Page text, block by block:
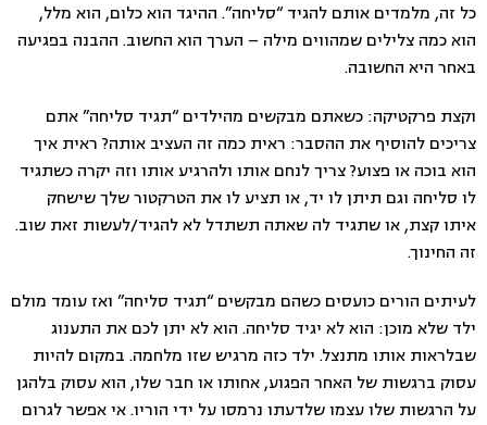
כל זה, מלמדים אותם להגיד “סליחה”. ההיגד הוא כלום, הוא מלל,
הוא כמה צלילים שמהווים מילה – הערך הוא החשוב. ההבנה בפגיעה
באחר היא החשובה.
וקצת פרקטיקה: כשאתם מבקשים מהילדים “תגיד סליחה” אתם
צריכים להוסיף את ההסבר: ראית כמה זה העציב אותה? ראית איך
הוא בוכה או פצוע? צריך לנחם אותו ולהרגיע אותו וזה יקרה כשתגיד
לו סליחה וגם תיתן לו יד, או תציע לו את הטרקטור שלך שישחק
איתו קצת, או שתגיד לה שאתה תשתדל לא להגיד/לעשות זאת שוב.
זה החינוך.
לעיתים הורים כועסים כשהם מבקשים “תגיד סליחה” ואז עומד מולם
ילד שלא מוכן: הוא לא יגיד סליחה. הוא לא יתן לכם את התענוג
שבלראות אותו מתנצל. ילד כזה מרגיש שזו מלחמה. במקום להיות
עסוק ברגשות של האחר הפגוע, אחותו או חבר שלו, הוא עסוק בלהגן
על הרגשות שלו עצמו שלדעתו נרמסו על ידי הוריו. אי אפשר לגרום